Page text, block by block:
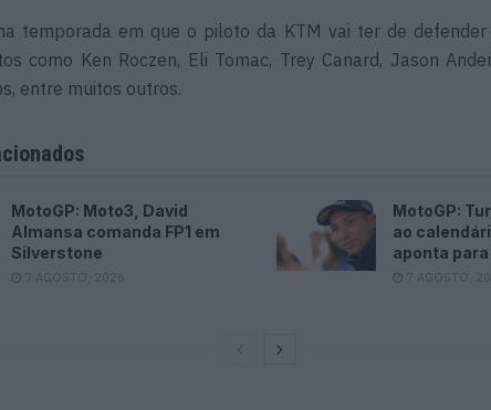
temporada em que o piloto da KTM vai ter de defender
como Ken Roczen, Eli Tomac, Trey Canard, Jason
entre muitos outros.
MotoGP: Moto3, David
Almansa comanda FP1 em
Silverstone
7 AGOSTO, 2026
MotoGP:
ao
aponta
7 AGOSTO,